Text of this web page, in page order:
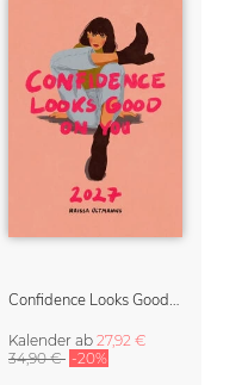
Confidence Looks Good On You Kalender 2027
Kalender ab 27,92 €
34,90 € -20%